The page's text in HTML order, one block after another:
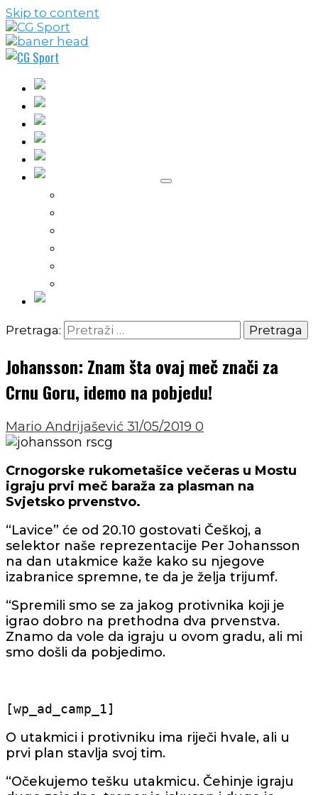
Skip to content
Pretraga:
Johansson: Znam šta ovaj meč znači za
Crnu Goru, idemo na pobjedu!
Mario Andrijašević 31/05/2019 0
Crnogorske rukometašice večeras u Mostu
igraju prvi meč baraža za plasman na
Svjetsko prvenstvo.
“Lavice” će od 20.10 gostovati Češkoj, a
selektor naše reprezentacije Per Johansson
na dan utakmice kaže kako su njegove
izabranice spremne, te da je želja trijumf.
“Spremili smo se za jakog protivnika koji je
igrao dobro na prethodna dva prvenstva.
Znamo da vole da igraju u ovom gradu, ali mi
smo došli da pobjedimo.
[wp_ad_camp_1]
O utakmici i protivniku ima riječi hvale, ali u
prvi plan stavlja svoj tim.
“Očekujemo tešku utakmicu. Čehinje igraju